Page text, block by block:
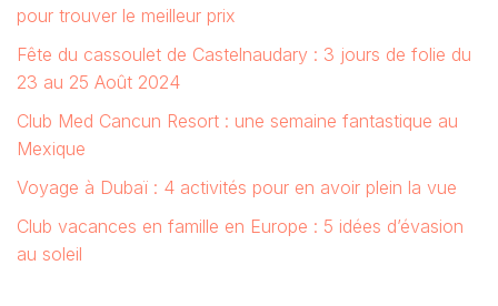
pour trouver le meilleur prix
Fête du cassoulet de Castelnaudary : 3 jours de folie du
23 au 25 Août 2024
Club Med Cancun Resort : une semaine fantastique au
Mexique
Voyage à Dubaï : 4 activités pour en avoir plein la vue
Club vacances en famille en Europe : 5 idées d’évasion
au soleil